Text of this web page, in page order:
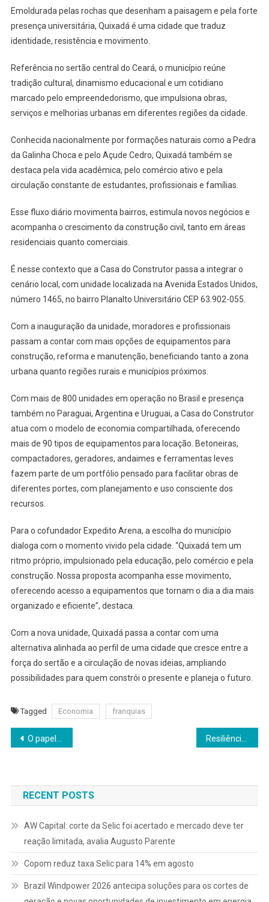
Emoldurada pelas rochas que desenham a paisagem e pela forte
presença universitária, Quixadá é uma cidade que traduz
identidade, resistência e movimento.
Referência no sertão central do Ceará, o município reúne
tradição cultural, dinamismo educacional e um cotidiano
marcado pelo empreendedorismo, que impulsiona obras,
serviços e melhorias urbanas em diferentes regiões da cidade.
Conhecida nacionalmente por formações naturais como a Pedra
da Galinha Choca e pelo Açude Cedro, Quixadá também se
destaca pela vida acadêmica, pelo comércio ativo e pela
circulação constante de estudantes, profissionais e famílias.
Esse fluxo diário movimenta bairros, estimula novos negócios e
acompanha o crescimento da construção civil, tanto em áreas
residenciais quanto comerciais.
É nesse contexto que a Casa do Construtor passa a integrar o
cenário local, com unidade localizada na Avenida Estados Unidos,
número 1465, no bairro Planalto Universitário CEP 63.902-055.
Com a inauguração da unidade, moradores e profissionais
passam a contar com mais opções de equipamentos para
construção, reforma e manutenção, beneficiando tanto a zona
urbana quanto regiões rurais e municípios próximos.
Com mais de 800 unidades em operação no Brasil e presença
também no Paraguai, Argentina e Uruguai, a Casa do Construtor
atua com o modelo de economia compartilhada, oferecendo
mais de 90 tipos de equipamentos para locação. Betoneiras,
compactadores, geradores, andaimes e ferramentas leves
fazem parte de um portfólio pensado para facilitar obras de
diferentes portes, com planejamento e uso consciente dos
recursos.
Para o cofundador Expedito Arena, a escolha do município
dialoga com o momento vivido pela cidade. “Quixadá tem um
ritmo próprio, impulsionado pela educação, pelo comércio e pela
construção. Nossa proposta acompanha esse movimento,
oferecendo acesso a equipamentos que tornam o dia a dia mais
organizado e eficiente”, destaca.
Com a nova unidade, Quixadá passa a contar com uma
alternativa alinhada ao perfil de uma cidade que cresce entre a
força do sertão e a circulação de novas ideias, ampliando
possibilidades para quem constrói o presente e planeja o futuro.
Tagged Economia franquias
Navegação
Post
O papel da cultura organizacional em empresas de tecnologia remotas ou híbridas
RECENT POSTS
AW Capital: corte da Selic foi acertado e mercado deve ter
reação limitada, avalia Augusto Parente
Copom reduz taxa Selic para 14% em agosto
Brazil Windpower 2026 antecipa soluções para os cortes de